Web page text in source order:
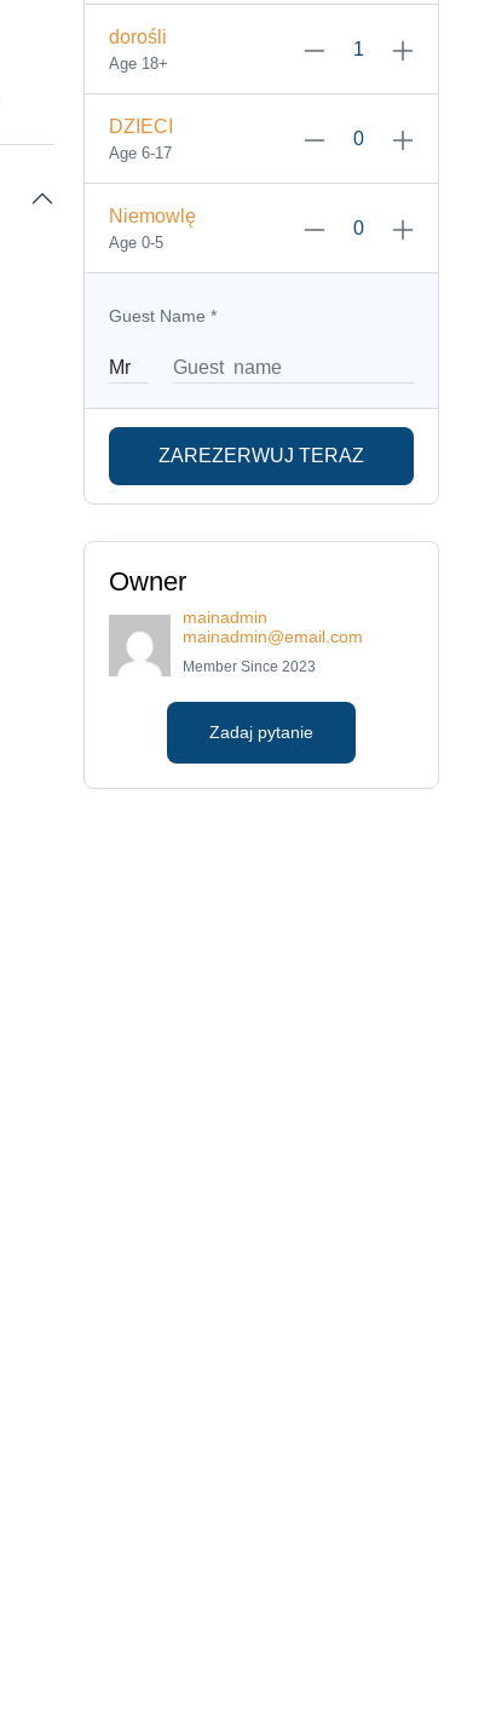
dorośli
Age 18+
DZIECI
Age 6-17
Niemowlę
Age 0-5
Guest Name *
ZAREZERWUJ TERAZ
Owner
mainadmin
mainadmin@email.com
Member Since 2023
Zadaj pytanie